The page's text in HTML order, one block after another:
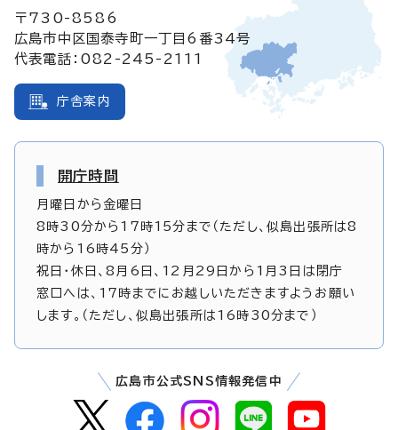
〒730-8586
広島市中区国泰寺町一丁目6番34号
代表電話：082-245-2111
庁舎案内
開庁時間
月曜日から金曜日
8時30分から17時15分まで（ただし、似島出張所は8
時から16時45分）
祝日・休日、8月6日、12月29日から1月3日は閉庁
窓口へは、17時までにお越しいただきますようお願い
します。（ただし、似島出張所は16時30分まで）
広島市公式SNS情報発信中